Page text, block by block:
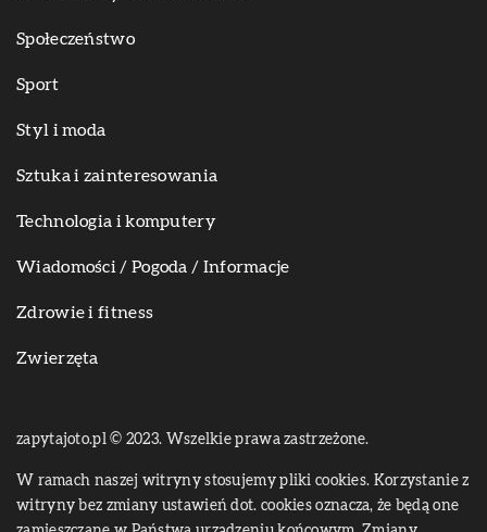
Społeczeństwo
Sport
Styl i moda
Sztuka i zainteresowania
Technologia i komputery
Wiadomości / Pogoda / Informacje
Zdrowie i fitness
Zwierzęta
zapytajoto.pl © 2023. Wszelkie prawa zastrzeżone.
W ramach naszej witryny stosujemy pliki cookies. Korzystanie z
witryny bez zmiany ustawień dot. cookies oznacza, że będą one